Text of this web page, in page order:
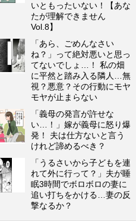
いともったいない！【あな
たが理解できません
Vol.8】
「あら、ごめんなさい
ね？」って絶対悪いと思っ
てないでしょ…！ 私の畑
に平然と踏み入る隣人…無
視？悪意？その行動にモヤ
モヤが止まらない
「義母の発言が許せな
い…！」嫁が義母に怒り爆
発！ 夫は仕方ないと言う
けれど諦めるべき？
「うるさいから子どもを連
れて外に行って？」夫が睡
眠3時間でボロボロの妻に
追い打ちをかける…妻の反
撃なるか？